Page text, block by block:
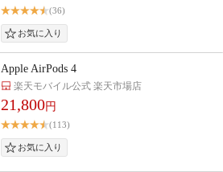
(36)
Apple AirPods 4
楽天モバイル公式 楽天市場店
21,800円
(113)